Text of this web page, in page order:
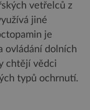
vetřelců z
jiné
je
ovládání dolních
chtějí vědci
typů ochrnutí.